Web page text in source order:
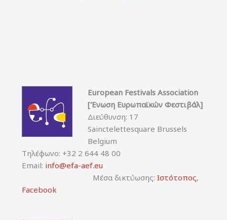
European Festivals Association
[Ένωση Ευρωπαϊκών Φεστιβάλ]
Διεύθυνση: 17
Sainctelettesquare Brussels
Belgium
Τηλέφωνο: +32 2 644 48 00
Email: info@efa-aef.eu
Μέσα δικτύωσης: Ιστότοπος,
Facebook